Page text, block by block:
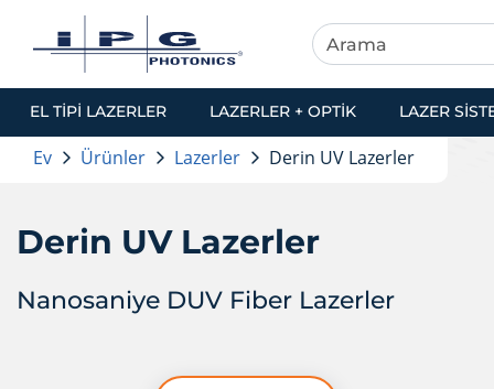
EL TIPI LAZERLER LAZERLER + OPTIK LAZER
Ev Ürünler Lazerler Derin UV Lazerler
Derin UV Lazerler
Nanosaniye DUV Fiber Lazerler